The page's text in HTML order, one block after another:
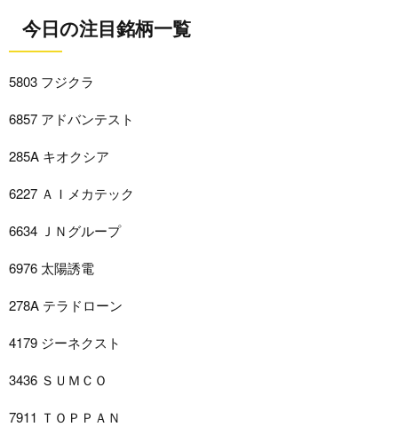
今日の注目銘柄一覧
5803 フジクラ
6857 アドバンテスト
285A キオクシア
6227 ＡＩメカテック
6634 ＪＮグループ
6976 太陽誘電
278A テラドローン
4179 ジーネクスト
3436 ＳＵＭＣＯ
7911 ＴＯＰＰＡＮ